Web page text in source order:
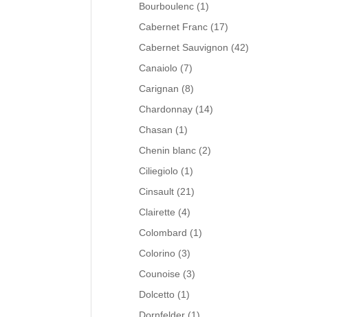
Bourboulenc (1)
Cabernet Franc (17)
Cabernet Sauvignon (42)
Canaiolo (7)
Carignan (8)
Chardonnay (14)
Chasan (1)
Chenin blanc (2)
Ciliegiolo (1)
Cinsault (21)
Clairette (4)
Colombard (1)
Colorino (3)
Counoise (3)
Dolcetto (1)